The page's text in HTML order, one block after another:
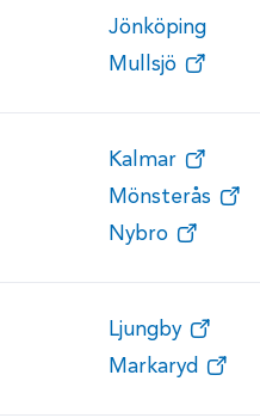
Jönköping
Mullsjö
Kalmar
Mönsterås
Nybro
Ljungby
Markaryd